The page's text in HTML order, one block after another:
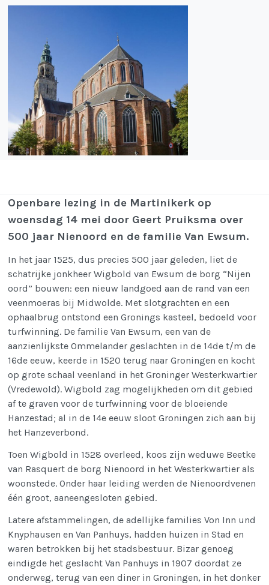
Openbare lezing in de Martinikerk op
woensdag 14 mei door Geert Pruiksma over
500 jaar Nienoord en de familie Van Ewsum.
In het jaar 1525, dus precies 500 jaar geleden, liet de
schatrijke jonkheer Wigbold van Ewsum de borg “Nijen
oord” bouwen: een nieuw landgoed aan de rand van een
veenmoeras bij Midwolde. Met slotgrachten en een
ophaalbrug ontstond een Gronings kasteel, bedoeld voor
turfwinning. De familie Van Ewsum, een van de
aanzienlijkste Ommelander geslachten in de 14de t/m de
16de eeuw, keerde in 1520 terug naar Groningen en kocht
op grote schaal veenland in het Groninger Westerkwartier
(Vredewold). Wigbold zag mogelijkheden om dit gebied
af te graven voor de turfwinning voor de bloeiende
Hanzestad; al in de 14e eeuw sloot Groningen zich aan bij
het Hanzeverbond.
Toen Wigbold in 1528 overleed, koos zijn weduwe Beetke
van Rasquert de borg Nienoord in het Westerkwartier als
woonstede. Onder haar leiding werden de Nienoordvenen
één groot, aaneengesloten gebied.
Latere afstammelingen, de adellijke families Von Inn und
Knyphausen en Van Panhuys, hadden huizen in Stad en
waren betrokken bij het stadsbestuur. Bizar genoeg
eindigde het geslacht Van Panhuys in 1907 doordat ze
onderweg, terug van een diner in Groningen, in het donker